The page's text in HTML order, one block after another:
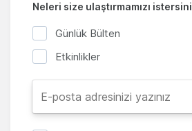
Neleri size ulaştırmamızı
Günlük Bülten
Etkinlikler